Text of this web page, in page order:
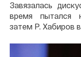
Завязалась
время пытался
затем Р. Хабиров